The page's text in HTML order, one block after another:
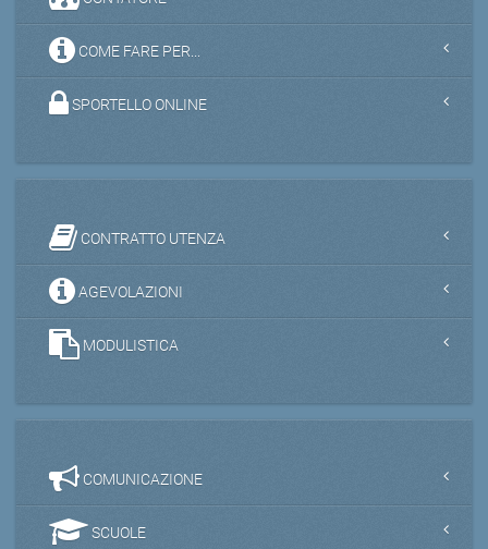
COME FARE PER...
SPORTELLO ONLINE
CONTRATTO UTENZA
AGEVOLAZIONI
MODULISTICA
COMUNICAZIONE
SCUOLE